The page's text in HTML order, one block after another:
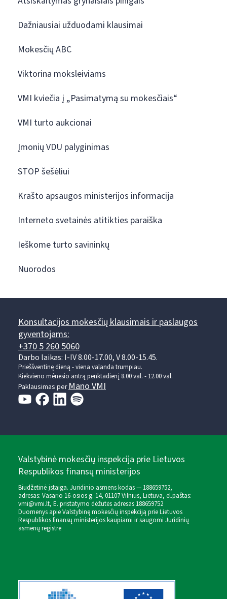
Dažniausiai užduodami klausimai
Mokesčių ABC
Viktorina moksleiviams
VMI kviečia į „Pasimatymą su mokesčiais“
VMI turto aukcionai
Įmonių VDU palyginimas
STOP šešėliui
Krašto apsaugos ministerijos informacija
Interneto svetainės atitikties paraiška
Ieškome turto savininkų
Nuorodos
Konsultacijos mokesčių klausimais ir paslaugos
gyventojams:
+370 5 260 5060
Darbo laikas: I-IV 8.00-17.00, V 8.00-15.45.
Prieššventinę dieną - viena valanda trumpiau.
Kiekvieno mėnesio antrą penktadienį 8.00 val. - 12.00 val.
Paklausimas perMano VMI
Valstybinė mokesčių inspekcija prie Lietuvos
Respublikos finansų ministerijos
Biudžetinė įstaiga. Juridinio asmens kodas — 188659752,
adresas: Vasario 16-osios g. 14, 01107 Vilnius, Lietuva, el.paštas:
vmi@vmi.lt, E. pristatymo dėžutės adresas 188659752
Duomenys apie Valstybinę mokesčių inspekciją prie Lietuvos
Respublikos finansų ministerijos kaupiami ir saugomi Juridinių
asmenų registre